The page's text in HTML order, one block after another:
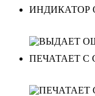
ИНДИКАТОР
ПЕЧАТАЕТ